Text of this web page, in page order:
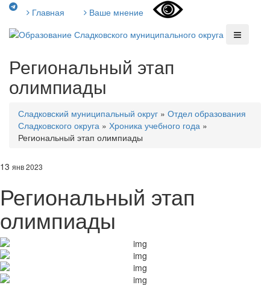
Главная Ваше мнение
Региональный этап
олимпиады
Сладковский муниципальный округ » Отдел образования
Сладковского округа » Хроника учебного года »
Региональный этап олимпиады
13 янв 2023
Региональный этап
олимпиады